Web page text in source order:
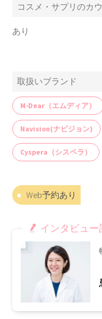
コスメ・サプリのカ
あり
取扱いブランド
M-Dear（エムディア）
Navision(ナビジョン)
Cyspera（シスペラ）
Web予約あり
インタビュー